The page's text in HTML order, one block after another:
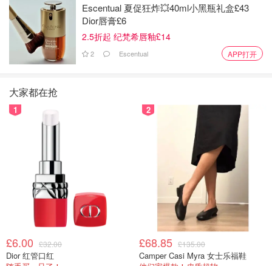
Escentual 夏促狂炸💥40ml小黑瓶礼盒£43
Dior唇膏£6
2.5折起 纪梵希唇釉£14
2 Escentual APP打开
大家都在抢
1
£6.00 £32.00
Dior 红管口红
2
£68.85 £135.00
Camper Casi Myra 女士乐福鞋